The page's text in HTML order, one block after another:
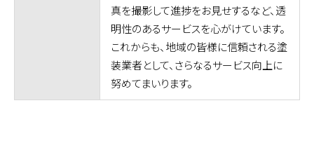
真を撮影して進捗をお見せするなど、透
明性のあるサービスを心がけています。
これからも、地域の皆様に信頼される塗
装業者として、さらなるサービス向上に
努めてまいります。